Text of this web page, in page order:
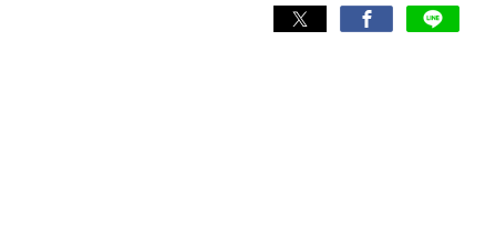
メディアや講演を通じて広く発信している。